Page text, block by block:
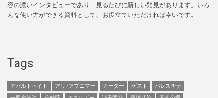
容の濃いインタビューであり、見るたびに新しい発見があります。いろ
んな使い方ができる資料として、お役立ていただければ幸いです。
Tags
アパルトヘイト アリ･アブニマー カーター ゲスト
パレスチナ